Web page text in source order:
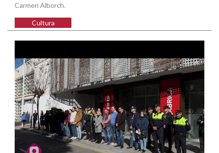
Carmen Alborch.
Cultura